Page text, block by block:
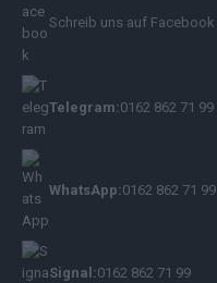
Schreib uns auf Facebook
Telegram:0162 862 71 99
WhatsApp:0162 862 71 99
Signal:0162 862 71 99